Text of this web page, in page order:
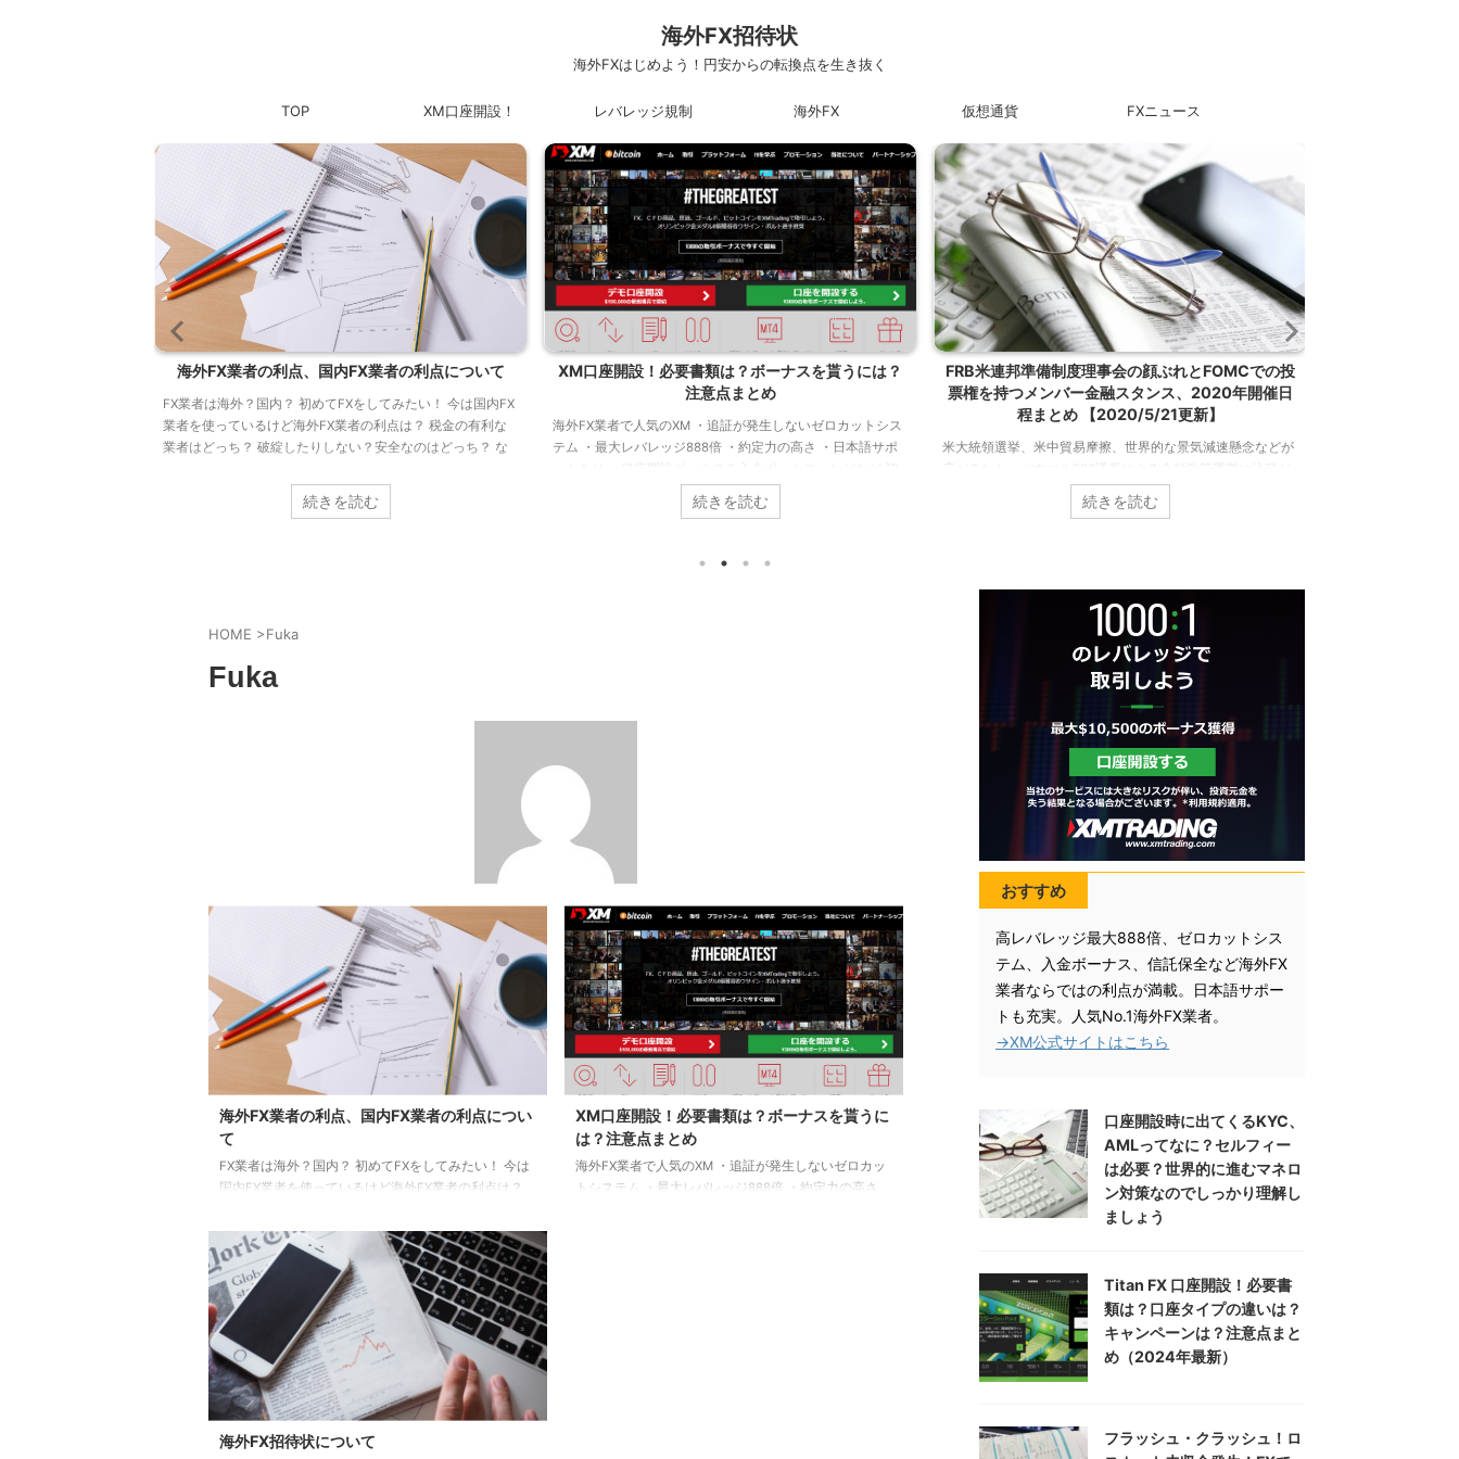
海外FX招待状
海外FXはじめよう！円安からの転換点を生き抜く
TOP XM口座開設！ レバレッジ規制 海外FX 仮想通貨 FXニュース
海外FX業者の利点、国内FX業者の利点について
FX業者は海外？国内？ 初めてFXをしてみたい！ 今は国内FX
業者を使っているけど海外FX業者の利点は？ 税金の有利な
業者はどっち？ 破綻したりしない？安全なのはどっち？ な
いので、両方試して使いやすい業者に出会うことも重要で
す。 画面が見やすかったり、ツールが優秀だったり、個人の
続きを読む
XM口座開設！必要書類は？ボーナスを貰うには？
注意点まとめ
海外FX業者で人気のXM ・追証が発生しないゼロカットシス
テム ・最大レバレッジ888倍 ・約定力の高さ ・日本語サポ
めて海外口座を作る方おすすめのFX業者です。 XM口座開設
時の注意点をまとめました。 XM口座開設に必要な書類 XM
続きを読む
FRB米連邦準備制度理事会の顔ぶれとFOMCでの投
票権を持つメンバー金融スタンス、2020年開催日
程まとめ 【2020/5/21更新】
米大統領選挙、米中貿易摩擦、世界的な景気減速懸念などが
広がるなか、パウエルFRB議長による金融政策運営に注目が
集まります。 2020年のFRB理事およびFOMCで投票権を持つ
メンバーを整理しましょう。 2020年FOMCでの投票権を
続きを読む
HOME >Fuka
Fuka
海外FX業者の利点、国内FX業者の利点につい
て
FX業者は海外？国内？ 初めてFXをしてみたい！ 今は
国内FX業者を使っているけど海外FX業者の利点は？
なのはどっち？ などなど もちろんどっちか一方しか
作っちゃダメってことはないので、両方試して使いや
すい業者に出会うことも重要です。 画面が見やすかっ
たり、ツールが優秀だったり、個人の好き嫌いやフィ
ーリングの部分もあるのでデモ口座で試したりするの
も良いです。 海外FX業者の利点、国内FX業者の利点
を理解し、自分にあった業者選びをしましょう！ ...
XM口座開設！必要書類は？ボーナスを貰うに
は？注意点まとめ
海外FX業者で人気のXM ・追証が発生しないゼロカッ
トシステム ・最大レバレッジ888倍 ・約定力の高さ
海外FX招待状について
おすすめ
高レバレッジ最大888倍、ゼロカットシス
テム、入金ボーナス、信託保全など海外FX
業者ならではの利点が満載。日本語サポー
トも充実。人気No.1海外FX業者。
→XM公式サイトはこちら
口座開設時に出てくるKYC、
AMLってなに？セルフィー
は必要？世界的に進むマネロ
ン対策なのでしっかり理解し
ましょう
Titan FX 口座開設！必要書
類は？口座タイプの違いは？
キャンペーンは？注意点まと
め（2024年最新）
フラッシュ・クラッシュ！ロ